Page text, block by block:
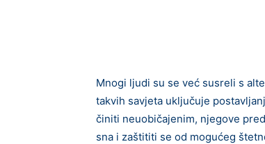
Mnogi ljudi su se već susreli s
takvih savjeta uključuje
činiti neuobičajenim, njegove
sna i zaštititi se od mogućeg